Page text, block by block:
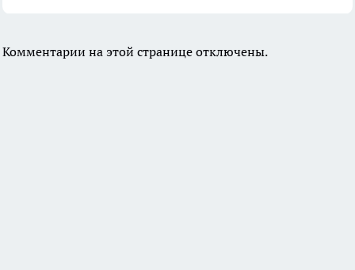
Комментарии на этой странице отключены.